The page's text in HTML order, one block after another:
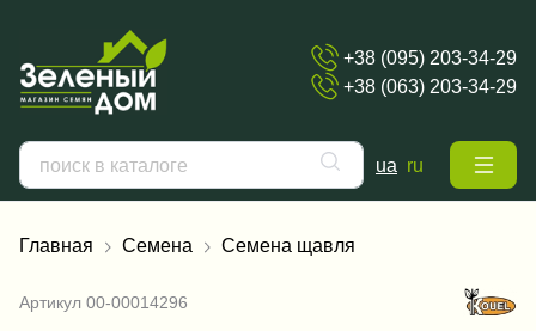
+38 (095) 203-34-29
+38 (063) 203-34-29
ua ru
Главная Семена Семена щавля
Артикул 00-00014296